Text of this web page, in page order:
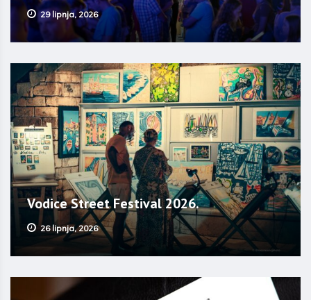
29 lipnja, 2026
Vodice Street Festival 2026.
26 lipnja, 2026